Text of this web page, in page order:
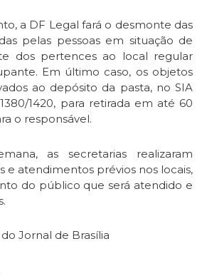
a DF Legal fará o desmonte das
pelas pessoas em situação de
dos pertences ao local regular
Em último caso, os objetos
ao depósito da pasta, no SIA
1420, para retirada em até 60
o responsável.
as secretarias realizaram
e atendimentos prévios nos locais,
do público que será atendido e
Jornal de Brasília